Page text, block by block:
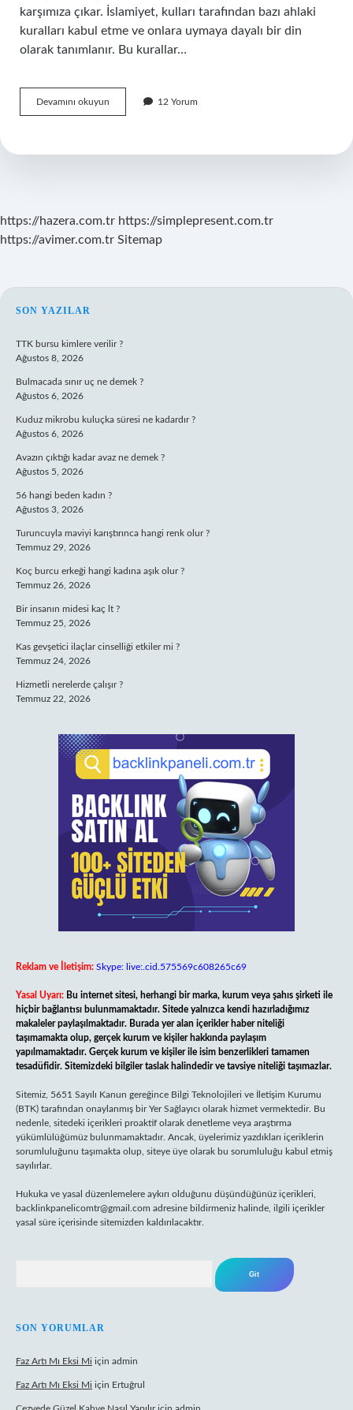
karşımıza çıkar. İslamiyet, kulları tarafından bazı ahlaki
kuralları kabul etme ve onlara uymaya dayalı bir din
olarak tanımlanır. Bu kurallar…
Devamını okuyun Görecenin
anlamı
12 Yorum
https://hazera.com.tr https://simplepresent.com.tr
https://avimer.com.tr Sitemap
SIDEBAR
SON YAZILAR
TTK bursu kimlere verilir ?
Ağustos 8, 2026
Bulmacada sınır uç ne demek ?
Ağustos 6, 2026
Kuduz mikrobu kuluçka süresi ne kadardır ?
Ağustos 6, 2026
Avazın çıktığı kadar avaz ne demek ?
Ağustos 5, 2026
56 hangi beden kadın ?
Ağustos 3, 2026
Turuncuyla maviyi karıştırınca hangi renk olur ?
Temmuz 29, 2026
Koç burcu erkeği hangi kadına aşık olur ?
Temmuz 26, 2026
Bir insanın midesi kaç lt ?
Temmuz 25, 2026
Kas gevşetici ilaçlar cinselliği etkiler mi ?
Temmuz 24, 2026
Hizmetli nerelerde çalışır ?
Temmuz 22, 2026
Reklam ve İletişim: Skype: live:.cid.575569c608265c69
Yasal Uyarı: Bu internet sitesi, herhangi bir marka, kurum veya şahıs şirketi ile
hiçbir bağlantısı bulunmamaktadır. Sitede yalnızca kendi hazırladığımız
makaleler paylaşılmaktadır. Burada yer alan içerikler haber niteliği
taşımamakta olup, gerçek kurum ve kişiler hakkında paylaşım
yapılmamaktadır. Gerçek kurum ve kişiler ile isim benzerlikleri tamamen
tesadüfidir. Sitemizdeki bilgiler taslak halindedir ve tavsiye niteliği taşımazlar.
Sitemiz, 5651 Sayılı Kanun gereğince Bilgi Teknolojileri ve İletişim Kurumu
(BTK) tarafından onaylanmış bir Yer Sağlayıcı olarak hizmet vermektedir. Bu
nedenle, sitedeki içerikleri proaktif olarak denetleme veya araştırma
yükümlülüğümüz bulunmamaktadır. Ancak, üyelerimiz yazdıkları içeriklerin
sorumluluğunu taşımakta olup, siteye üye olarak bu sorumluluğu kabul etmiş
sayılırlar.
Hukuka ve yasal düzenlemelere aykırı olduğunu düşündüğünüz içerikleri,
backlinkpanelicomtr@gmail.com adresine bildirmeniz halinde, ilgili içerikler
yasal süre içerisinde sitemizden kaldırılacaktır.
SON YORUMLAR
Faz Artı Mı Eksi Mi için admin
Faz Artı Mı Eksi Mi için Ertuğrul